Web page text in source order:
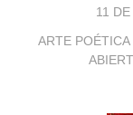
11
ARTE